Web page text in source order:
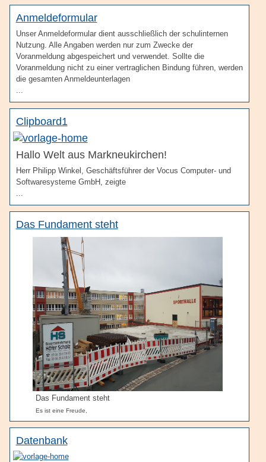
Anmeldeformular
Unser Anmeldeformular dient ausschließlich der schulinternen
Nutzung. Alle Angaben werden nur zum Zwecke der
Voranmeldung abgespeichert und verwendet. Sollte die
Voranmeldung nicht zu einer vertraglichen Bindung führen, werden
die gesamten Anmeldeunterlagen
...
Clipboard1
Hallo Welt aus Markneukirchen!
Herr Philipp Winkel, Geschäftsführer der Vocus Computer- und
Softwaresysteme GmbH, zeigte
...
Das Fundament steht
Das Fundament steht
Es ist eine Freude,
Datenbank